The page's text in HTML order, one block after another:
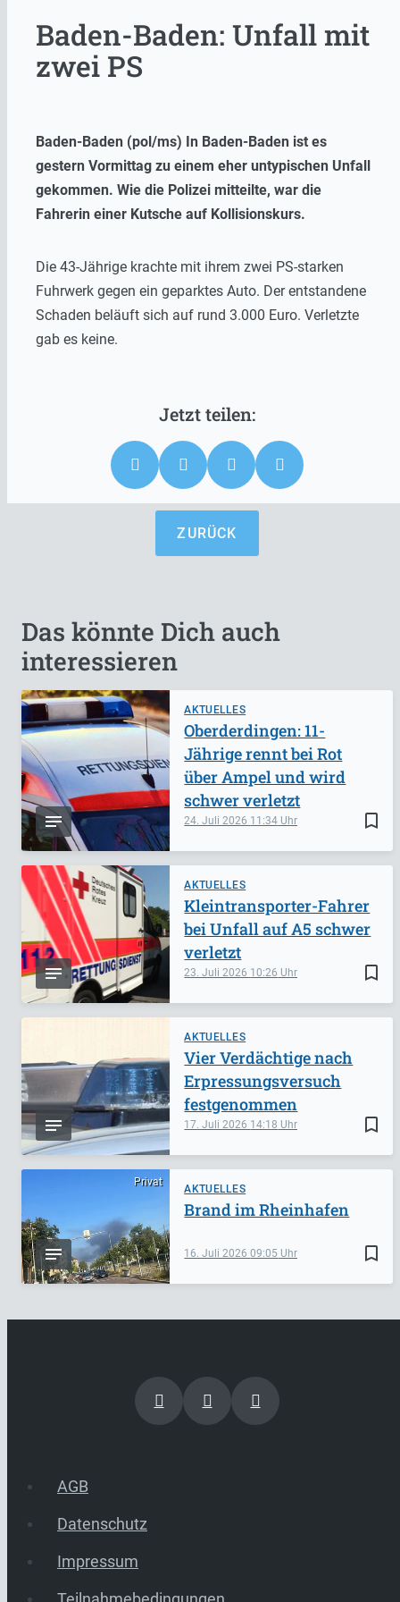
Baden-Baden: Unfall mit
zwei PS
Baden-Baden (pol/ms) In Baden-Baden ist es
gestern Vormittag zu einem eher untypischen Unfall
gekommen. Wie die Polizei mitteilte, war die
Fahrerin einer Kutsche auf Kollisionskurs.
Die 43-Jährige krachte mit ihrem zwei PS-starken
Fuhrwerk gegen ein geparktes Auto. Der entstandene
Schaden beläuft sich auf rund 3.000 Euro. Verletzte
gab es keine.
ZURÜCK
Das könnte Dich auch
interessieren
AKTUELLES
bookmark_border
24. Juli 2026 11:34
Oberderdingen: 11-
Jährige rennt bei Rot
über Ampel und wird
schwer verletzt
AKTUELLES
bookmark_border
23. Juli 2026 10:26
Kleintransporter-Fahrer
bei Unfall auf A5 schwer
verletzt
AKTUELLES
bookmark_border
17. Juli 2026 14:18
Vier Verdächtige nach
Erpressungsversuch
festgenommen
Privat
AKTUELLES
bookmark_border
16. Juli 202609:05
Brand im Rheinhafen
AGB
Datenschutz
Impressum